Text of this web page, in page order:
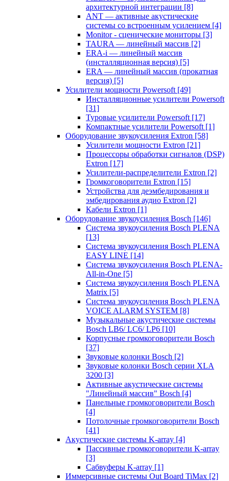
архитектурной интеграции [8]
ANT — активные акустические
системы со встроенным усилением [4]
Monitor - сценические мониторы [3]
TAURA — линейный массив [2]
ERA-i — линейный массив
(инсталляционная версия) [5]
ERA — линейный массив (прокатная
версия) [5]
Усилители мощности Powersoft [49]
Инсталляционные усилители Powersoft
[31]
Туровые усилители Powersoft [17]
Компактные усилители Powersoft [1]
Оборудование звукоусиления Extron [58]
Усилители мощности Extron [21]
Процессоры обработки сигналов (DSP)
Extron [17]
Усилители-распределители Extron [2]
Громкоговорители Extron [15]
Устройства для деэмбедирования и
эмбедирования аудио Extron [2]
Кабели Extron [1]
Оборудование звукоусиления Bosch [146]
Система звукоусиления Bosch PLENA
[13]
Система звукоусиления Bosch PLENA
EASY LINE [14]
Система звукоусиления Bosch PLENA-
All-in-One [5]
Система звукоусиления Bosch PLENA
Matrix [5]
Система звукоусиления Bosch PLENA
VOICE ALARM SYSTEM [8]
Музыкальные акустические системы
Bosch LB6/ LC6/ LP6 [10]
Корпусные громкоговорители Bosch
[37]
Звуковые колонки Bosch [2]
Звуковые колонки Bosch серии XLA
3200 [3]
Активные акустические системы
"Линейный массив" Bosch [4]
Панельные громкоговорители Bosch
[4]
Потолочные громкоговорители Bosch
[41]
Акустические системы K-array [4]
Пассивные громкоговорители K-array
[3]
Сабвуферы K-array [1]
Иммерсивные системы Out Board TiMax [2]